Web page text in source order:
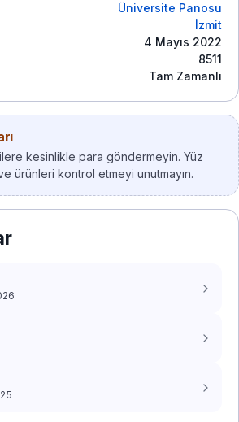
Üniversite Panosu
İzmit
4 Mayıs 2022
8511
Tam Zamanlı
kesinlikle para göndermeyin. Yüz
ürünleri kontrol etmeyi unutmayın.